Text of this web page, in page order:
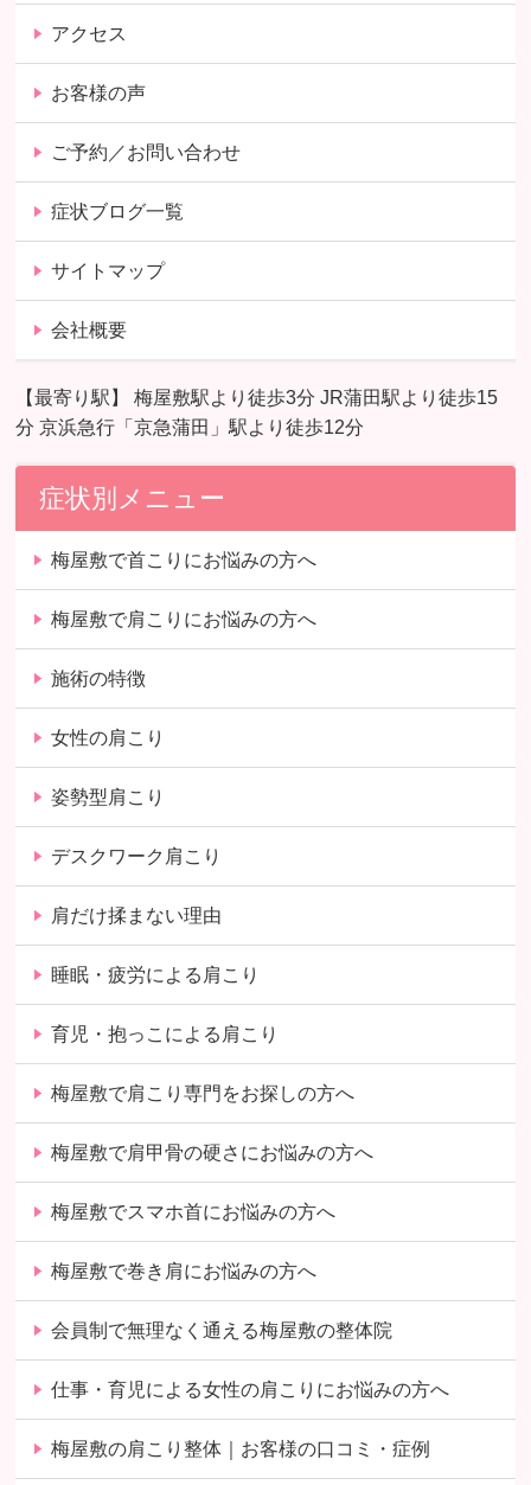
アクセス
お客様の声
ご予約／お問い合わせ
症状ブログ一覧
サイトマップ
会社概要
【最寄り駅】 梅屋敷駅より徒歩3分 JR蒲田駅より徒歩15
分 京浜急行「京急蒲田」駅より徒歩12分
症状別メニュー
梅屋敷で首こりにお悩みの方へ
梅屋敷で肩こりにお悩みの方へ
施術の特徴
女性の肩こり
姿勢型肩こり
デスクワーク肩こり
肩だけ揉まない理由
睡眠・疲労による肩こり
育児・抱っこによる肩こり
梅屋敷で肩こり専門をお探しの方へ
梅屋敷で肩甲骨の硬さにお悩みの方へ
梅屋敷でスマホ首にお悩みの方へ
梅屋敷で巻き肩にお悩みの方へ
会員制で無理なく通える梅屋敷の整体院
仕事・育児による女性の肩こりにお悩みの方へ
梅屋敷の肩こり整体｜お客様の口コミ・症例